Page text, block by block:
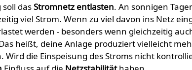
soll dasStromnetz entlasten. An sonnigen
viel Strom. Wenn zu viel davon ins Netz
werden - besonders wenn gleichzeitig
heißt, deine Anlage produziert vielleicht
Wird die Einspeisung des Stroms nicht